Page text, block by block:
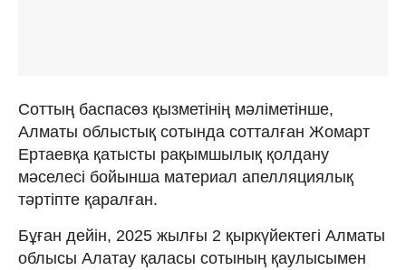
Соттың баспасөз қызметінің мәліметінше,
Алматы облыстық сотында сотталған Жомарт
Ертаевқа қатысты рақымшылық қолдану
мәселесі бойынша материал апелляциялық
тәртіпте қаралған.
Бұған дейін, 2025 жылғы 2 қыркүйектегі Алматы
облысы Алатау қаласы сотының қаулысымен